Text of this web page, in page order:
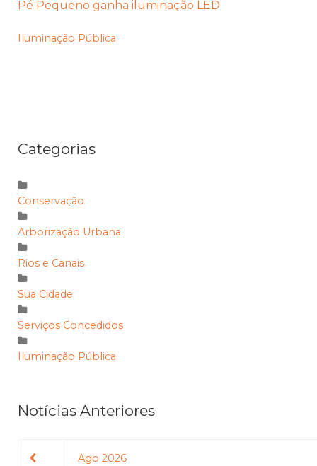
Pé Pequeno ganha iluminação LED
Iluminação Pública
Categorias
Conservação
Arborização Urbana
Rios e Canais
Sua Cidade
Serviços Concedidos
Iluminação Pública
Notícias Anteriores
Ago 2026